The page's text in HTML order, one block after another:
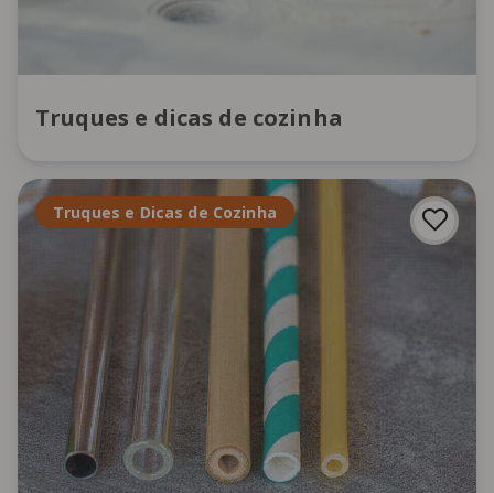
Truques e dicas de cozinha
Truques e Dicas de Cozinha